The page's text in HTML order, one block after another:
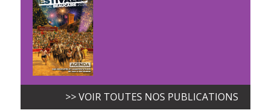
>> VOIR TOUTES NOS PUBLICATIONS